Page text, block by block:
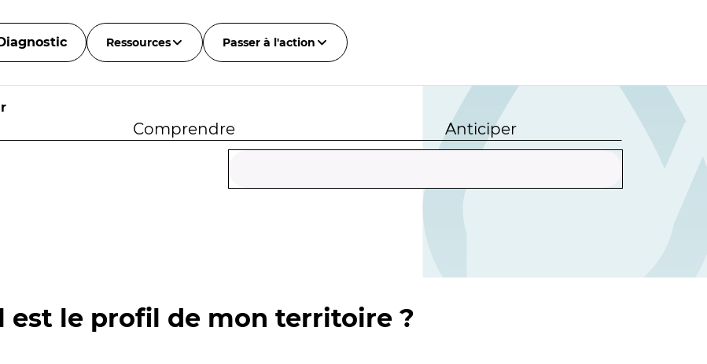
Ressources Passer à l'action
Comprendre Anticiper
est le profil de mon territoire ?